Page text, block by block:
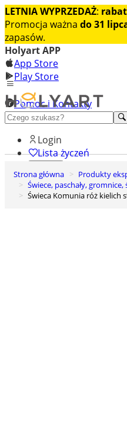
LETNIA WYPRZEDAŻ:
Promocja ważna do 31
zapasów.
Holyart APP
App Store
Play Store
Pomoc i Kontakty
+48 222 922 860
Odkryj
Login
Lista życzeń
0
Koszyk
Strona główna
Produkty
Świece, paschały,
Świeca Komunia róż kielich